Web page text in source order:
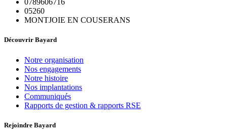
0789606716
05260
MONTJOIE EN COUSERANS
Découvrir Bayard
Notre organisation
Nos engagements
Notre histoire
Nos implantations
Communiqués
Rapports de gestion & rapports RSE
Rejoindre Bayard